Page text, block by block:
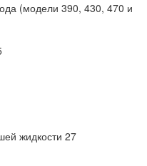
(модели 390, 430, 470 и
жидкости 27